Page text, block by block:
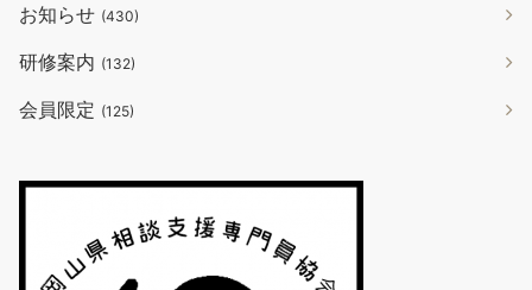
お知らせ (430)
研修案内 (132)
会員限定 (125)